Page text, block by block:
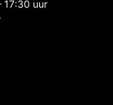
17:30 uur